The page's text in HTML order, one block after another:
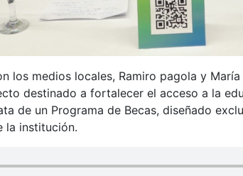
los medios locales, Ramiro pagola y
destinado a fortalecer el acceso a la
de un Programa de Becas, diseñado
la institución.